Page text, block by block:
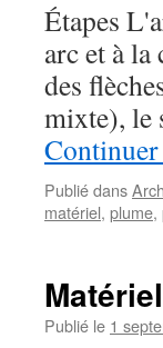
Étapes
arc et à
des
mixte), le
Publié dans
matériel, plume,
Publié le 1